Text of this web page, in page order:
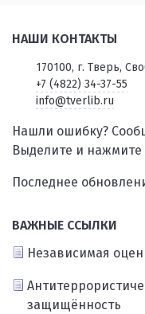
НАШИ КОНТАКТЫ
170100, г. Тверь,
+7 (4822) 34-37-55
info@tverlib.ru
Нашли ошибку?
Выделите и нажмите
Последнее
ВАЖНЫЕ ССЫЛКИ
Независимая
защищённость